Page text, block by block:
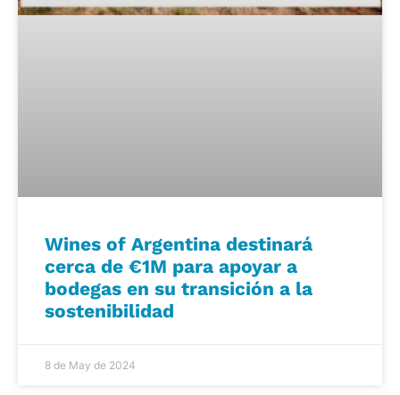
Wines of Argentina destinará
cerca de €1M para apoyar a
bodegas en su transición a la
sostenibilidad
8 de May de 2024